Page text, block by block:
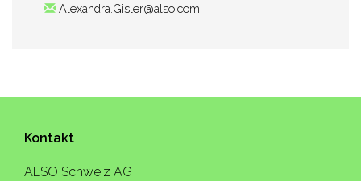
Alexandra.Gisler@also.com
Kontakt
ALSO Schweiz AG